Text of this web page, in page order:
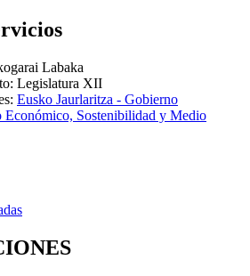
Labaka
: Legislatura XII
: Eusko Jaurlaritza - Gobierno
Económico, Sostenibilidad y Medio